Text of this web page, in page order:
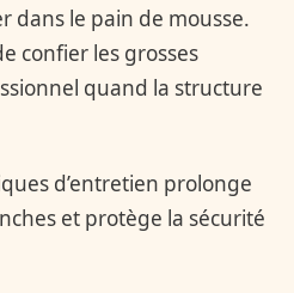
dans le pain de mousse.
confier les grosses
quand la structure
d’entretien prolonge
et protège la sécurité